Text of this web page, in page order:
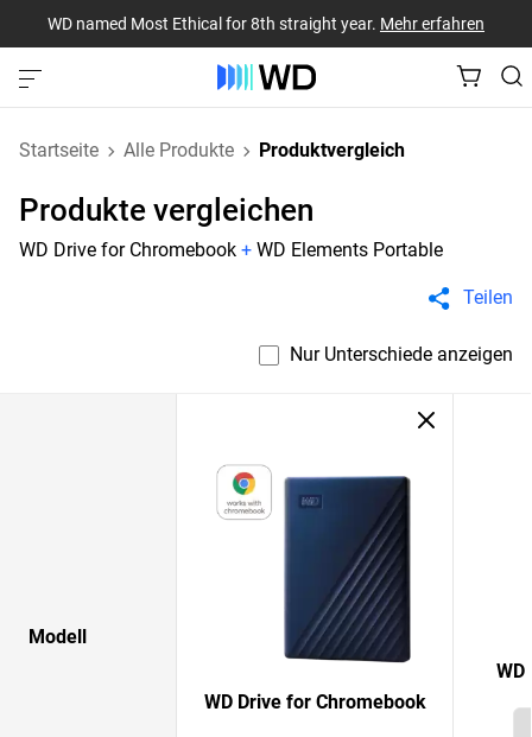
WD named Most Ethical for 8th straight year. Mehr erfahren
Startseite Alle Produkte Produktvergleich
Produkte vergleichen
WD Drive for Chromebook + WD Elements Portable
Teilen
Nur Unterschiede anzeigen
Modell
WD Drive for Chromebook
WD